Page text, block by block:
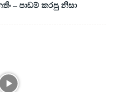
– පාඩම් කරපු නිසා